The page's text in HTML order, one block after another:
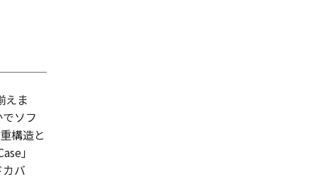
えま
ソフ
構造と
」
バ